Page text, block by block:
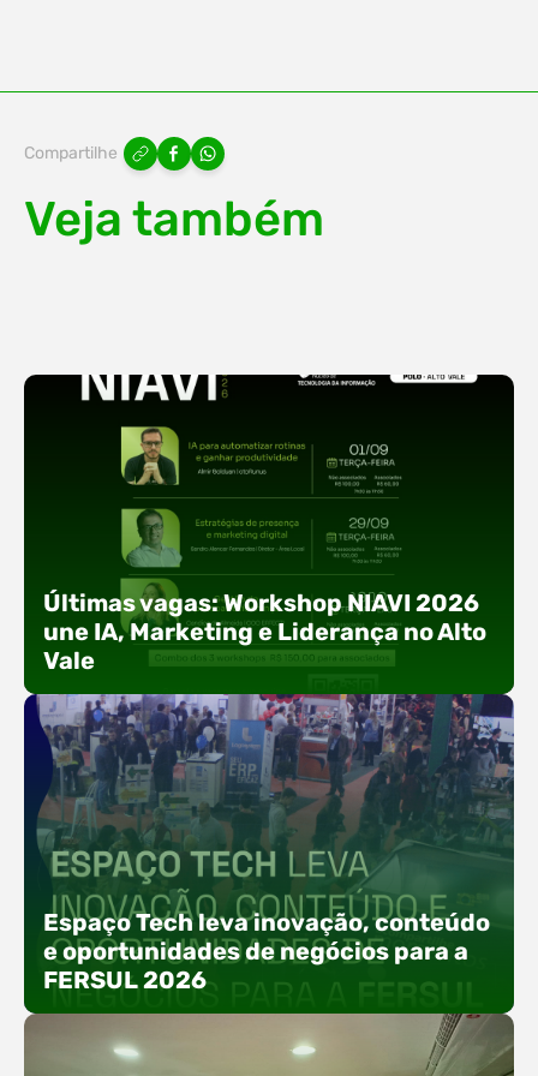
Compartilhe
Veja também
Últimas vagas: Workshop NIAVI 2026
une IA, Marketing e Liderança no Alto
Vale
Com o objetivo de impulsionar a produtividade, a
presença digital e a gestão nas empresas do
Alto Vale, o Núcleo de Tecnologia da Informação
(NIAVI), Polo ACATE-ACIRS, realiza a edição
2026 do Workshop NIAVI. O evento foi
em três encontros práticos ao longo dos meses
de setembro e outubro,…
Espaço Tech leva inovação, conteúdo
e oportunidades de negócios para a
FERSUL 2026